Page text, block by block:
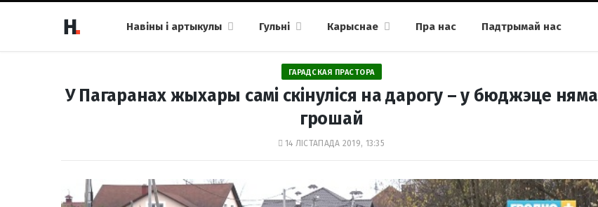
Навіны і артыкулы Гульні Карыснае Пра нас Падтрымай нас
ГАРАДСКАЯ ПРАСТОРА
У Пагаранах жыхары самі скінуліся на дарогу – у бюджэце няма
грошай
14 ЛІСТАПАДА 2019, 13:35